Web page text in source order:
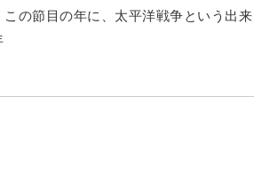
の節目の年に、太平洋戦争という出来